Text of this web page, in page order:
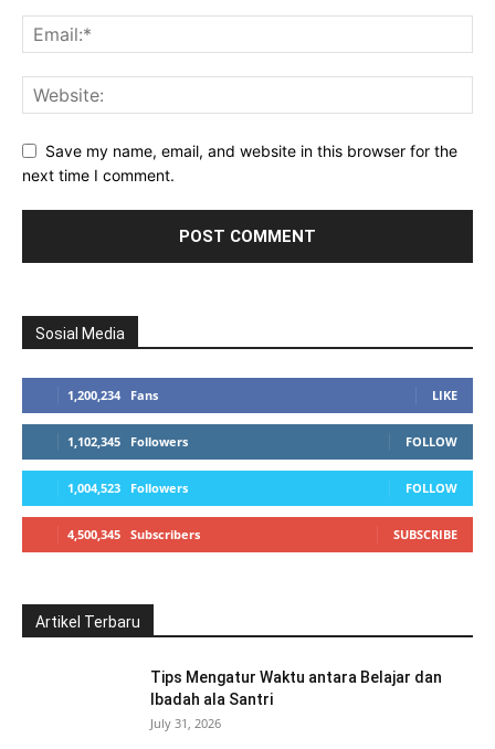
Save my name, email, and website in this browser for the
next time I comment.
Sosial Media
1,200,234 Fans LIKE
1,102,345 Followers FOLLOW
1,004,523 Followers FOLLOW
4,500,345 Subscribers SUBSCRIBE
Artikel Terbaru
Tips Mengatur Waktu antara Belajar dan
Ibadah ala Santri
July 31, 2026